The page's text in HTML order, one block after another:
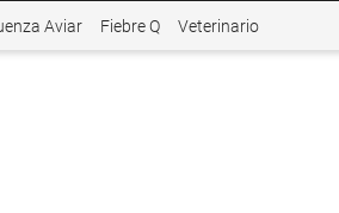
Aviar Fiebre Q Veterinario